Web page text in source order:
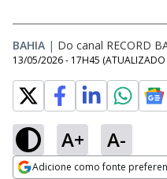
BAHIA | Do canal RECORD
13/05/2026 - 17H45 (ATUALIZADO
A+ A-
Adicione como fonte